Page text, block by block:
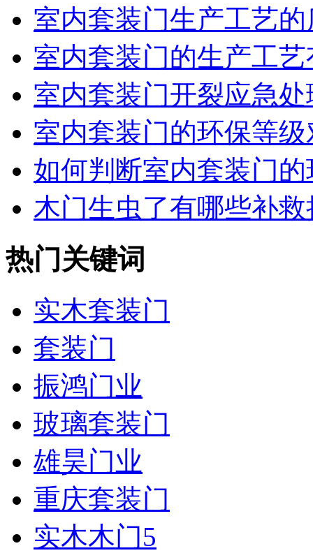
室内套装门生产工艺的
室内套装门的生产工
室内套装门开裂应急
室内套装门的环保等级
如何判断室内套装门的
木门生虫了有哪些补救
热门关键词
实木套装门
套装门
振鸿门业
玻璃套装门
雄昊门业
重庆套装门
实木木门5